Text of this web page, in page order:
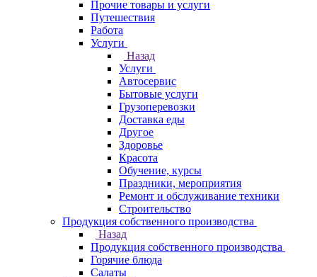
Прочие товары и услуги
Путешествия
Работа
Услуги
Назад
Услуги
Автосервис
Бытовые услуги
Грузоперевозки
Доставка еды
Другое
Здоровье
Красота
Обучение, курсы
Праздники, мероприятия
Ремонт и обслуживание техники
Строительство
Продукция собственного производства
Назад
Продукция собственного производства
Горячие блюда
Салаты